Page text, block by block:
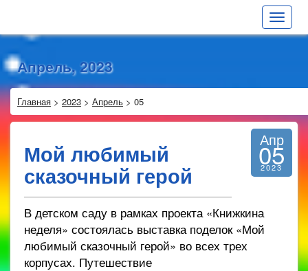
Toggle
Апрель, 2023
Главная > 2023 > Апрель > 05
Мой любимый
сказочный герой
Апр
05
2023
В детском саду в рамках проекта «Книжкина
неделя» состоялась выставка поделок «Мой
любимый сказочный герой» во всех трех
корпусах. Путешествие